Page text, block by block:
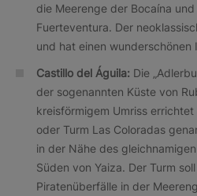
die Meerenge der Bocaína
Fuerteventura. Der
und hat einen
Castillo del Águila: Die
der sogenannten Küste von
kreisförmigem Umriss
oder Turm Las Coloradas
in der Nähe des
Süden von Yaiza. Der Turm
Piratenüberfälle in der